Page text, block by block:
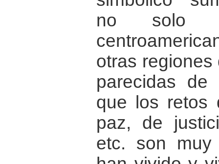
no solo
otras
parecidas de
que los retos
paz, de
etc. son